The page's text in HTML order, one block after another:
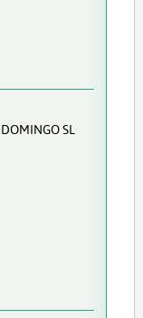
SL